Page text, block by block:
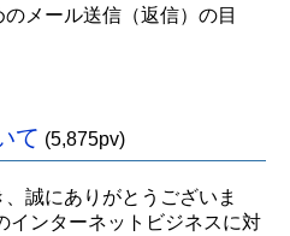
メール送信（返信）の目
て (5,875pv)
誠にありがとうございま
インターネットビジネスに対